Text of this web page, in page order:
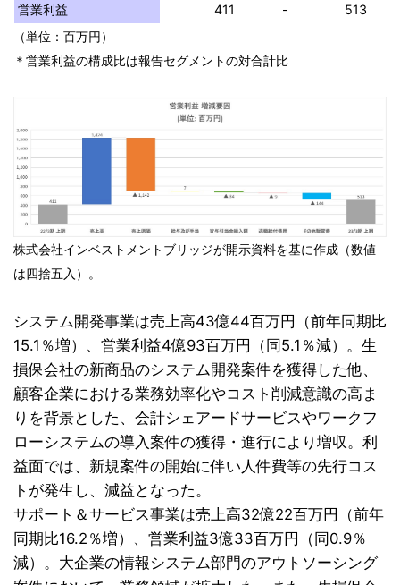
営業利益 411 -
513
（単位：百万円）
＊営業利益の構成比は報告セグメントの対合計比
株式会社インベストメントブリッジが開示資料を基に作成（数値
は四捨五入）。
システム開発事業は売上高43億44百万円（前年同期比
15.1％増）、営業利益4億93百万円（同5.1％減）。生
損保会社の新商品のシステム開発案件を獲得した他、
顧客企業における業務効率化やコスト削減意識の高ま
りを背景とした、会計シェアードサービスやワークフ
ローシステムの導入案件の獲得・進行により増収。利
益面では、新規案件の開始に伴い人件費等の先行コス
トが発生し、減益となった。
サポート＆サービス事業は売上高32億22百万円（前年
同期比16.2％増）、営業利益3億33百万円（同0.9％
減）。大企業の情報システム部門のアウトソーシング